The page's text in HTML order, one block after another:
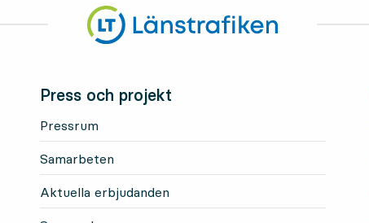
Press och projekt
Pressrum
Samarbeten
Aktuella erbjudanden